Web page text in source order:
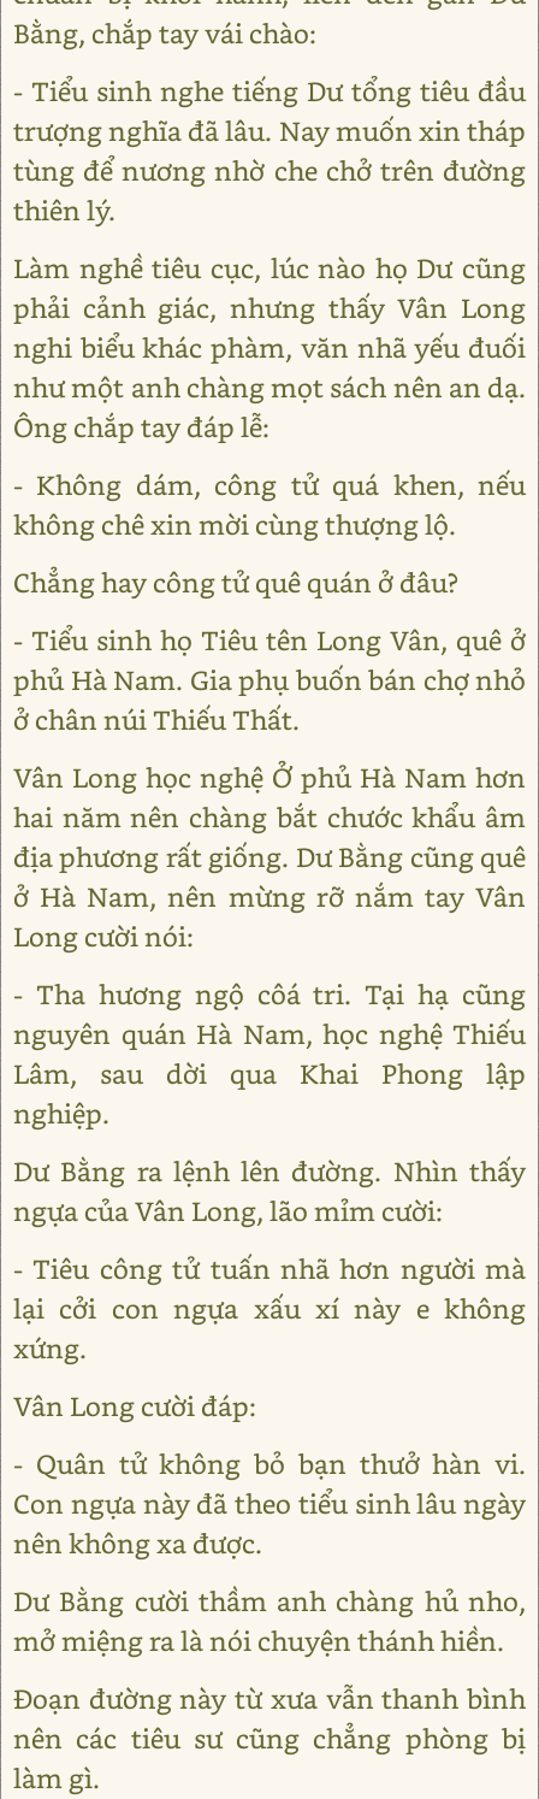
Bằng, chắp tay vái chào:
- Tiểu sinh nghe tiếng Dư tổng tiêu đầu
trượng nghĩa đã lâu. Nay muốn xin tháp
tùng để nương nhờ che chở trên đường
thiên lý.
Làm nghề tiêu cục, lúc nào họ Dư cũng
phải cảnh giác, nhưng thấy Vân Long
nghi biểu khác phàm, văn nhã yếu đuối
như một anh chàng mọt sách nên an dạ.
Ông chắp tay đáp lễ:
- Không dám, công tử quá khen, nếu
không chê xin mời cùng thượng lộ.
Chẳng hay công tử quê quán ở đâu?
- Tiểu sinh họ Tiêu tên Long Vân, quê ở
phủ Hà Nam. Gia phụ buốn bán chợ nhỏ
ở chân núi Thiếu Thất.
Vân Long học nghệ Ở phủ Hà Nam hơn
hai năm nên chàng bắt chước khẩu âm
địa phương rất giống. Dư Bằng cũng quê
ở Hà Nam, nên mừng rỡ nắm tay Vân
Long cười nói:
- Tha hương ngộ côá tri. Tại hạ cũng
nguyên quán Hà Nam, học nghệ Thiếu
Lâm, sau dời qua Khai Phong lập
nghiệp.
Dư Bằng ra lệnh lên đường. Nhìn thấy
ngựa của Vân Long, lão mỉm cười:
- Tiêu công tử tuấn nhã hơn người mà
lại cởi con ngựa xấu xí này e không
xứng.
Vân Long cười đáp:
- Quân tử không bỏ bạn thưở hàn vi.
Con ngựa này đã theo tiểu sinh lâu ngày
nên không xa được.
Dư Bằng cười thầm anh chàng hủ nho,
mở miệng ra là nói chuyện thánh hiền.
Đoạn đường này từ xưa vẫn thanh bình
nên các tiêu sư cũng chẳng phòng bị
làm gì.